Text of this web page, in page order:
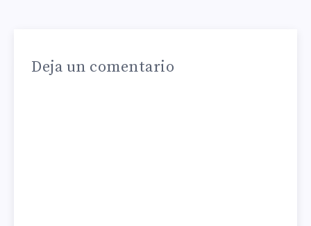
Deja un comentario